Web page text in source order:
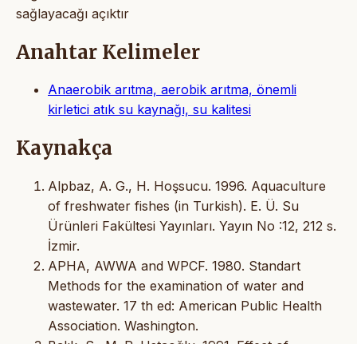
sağlayacağı açıktır
Anahtar Kelimeler
Anaerobik arıtma, aerobik arıtma, önemli
kirletici atık su kaynağı, su kalitesi
Kaynakça
Alpbaz, A. G., H. Hoşsucu. 1996. Aquaculture
of freshwater fishes (in Turkish). E. Ü. Su
Ürünleri Fakültesi Yayınları. Yayın No :12, 212 s.
İzmir.
APHA, AWWA and WPCF. 1980. Standart
Methods for the examination of water and
wastewater. 17 th ed: American Public Health
Association. Washington.